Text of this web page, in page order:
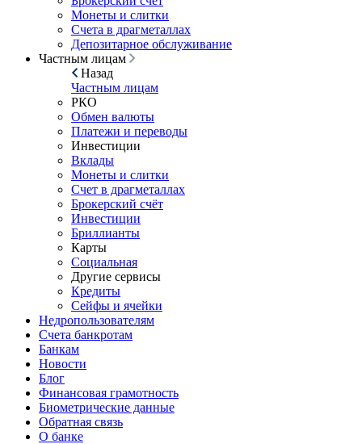
Монеты и слитки
Счета в драгметаллах
Депозитарное обслуживание
Частным лицам
Назад
Частным лицам
РКО
Обмен валюты
Платежи и переводы
Инвестиции
Вклады
Монеты и слитки
Счет в драгметаллах
Брокерский счёт
Инвестиции
Бриллианты
Карты
Социальная
Другие сервисы
Кредиты
Сейфы и ячейки
Недропользователям
Счета банкротам
Банкам
Новости
Блог
Финансовая грамотность
Биометрические данные
Обратная связь
О банке